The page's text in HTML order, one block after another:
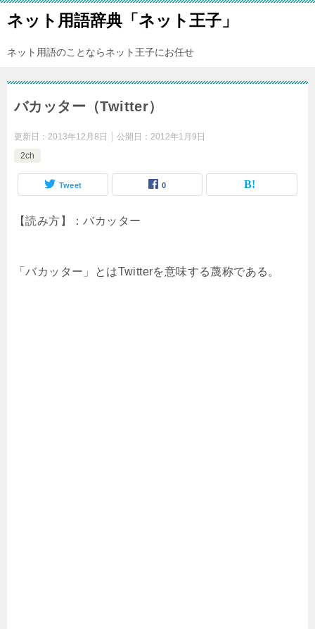
ネット用語辞典「ネット王子」
ネット用語のことならネット王子にお任せ
バカッター（Twitter）
更新日： 2013年12月8日 公開日： 2012年1月9日
2ch
Tweet 0
【読み方】：バカッター
「バカッター」とはTwitterを意味する蔑称である。